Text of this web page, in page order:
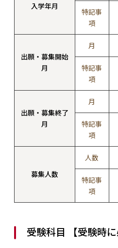
入学年月
特記事
項
出願・募集開始
月
月
特記事
項
出願・募集終了
月
月
特記事
項
募集人数
人数
特記事
項
受験科目 【受験時に